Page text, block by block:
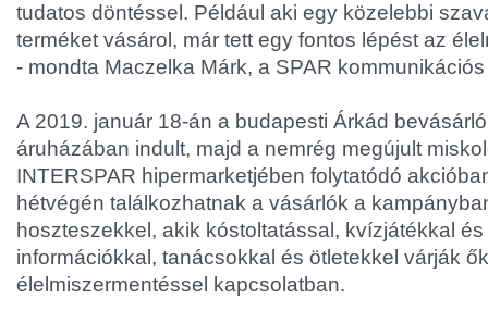
tudatos döntéssel. Például aki egy közelebbi
terméket vásárol, már tett egy fontos lépést az
- mondta Maczelka Márk, a SPAR
A 2019. január 18-án a budapesti Árkád
áruházában indult, majd a nemrég megújult
INTERSPAR hipermarketjében folytatódó
hétvégén találkozhatnak a vásárlók a
hoszteszekkel, akik kóstoltatással, kvízjátékkal
információkkal, tanácsokkal és ötletekkel várják
élelmiszermentéssel kapcsolatban.